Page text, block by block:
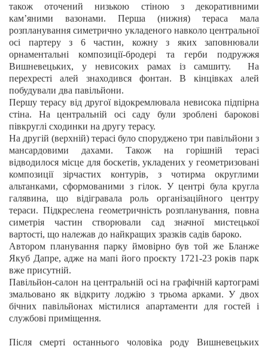
також оточений низькою стіною з декоративними
кам’яними вазонами. Перша (нижня) тераса мала
розпланування симетрично укладеного навколо центральної
осі партеру з 6 частин, кожну з яких заповнювали
орнаментальні композиції-бродері та герби подружжя
Вишневецьких, у невисоких рамах із самшиту. На
перехресті алей знаходився фонтан. В кінцівках алей
побудували два павільйони.
Першу терасу від другої відокремлювала невисока підпірна
стіна. На центральній осі саду були зроблені барокові
півкруглі сходинки на другу терасу.
На другій (верхній) терасі було споруджено три павільйони з
мансардовими дахами. Також на горішній терасі
відводилося місце для боскетів, укладених у геометризовані
композиції зірчастих контурів, з чотирма округлими
альтанками, сформованими з гілок. У центрі була кругла
галявина, що відігравала роль організаційного центру
тераси. Підкреслена геометричність розпланування, повна
симетрія частин створювали сад значної мистецької
вартості, що належав до найкращих зразків садів бароко.
Автором планування парку ймовірно був той же Бланже
Якуб Дапре, адже на мапі його проєкту 1721-23 років парк
вже присутній.
Павільйон-салон на центральній осі на графічній картограмі
змальовано як відкриту лоджію з трьома арками. У двох
бічних павільйонах містилися апартаменти для гостей і
службові приміщення.
Після смерті останнього чоловіка роду Вишневецьких